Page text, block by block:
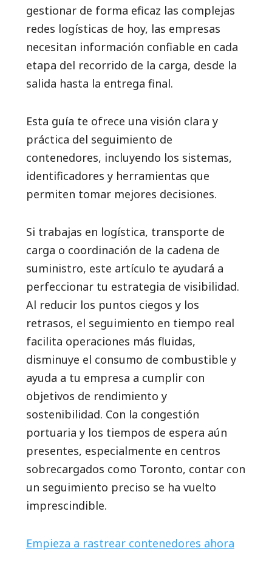
gestionar de forma eficaz las complejas
redes logísticas de hoy, las empresas
necesitan información confiable en cada
etapa del recorrido de la carga, desde la
salida hasta la entrega final.
Esta guía te ofrece una visión clara y
práctica del seguimiento de
contenedores, incluyendo los sistemas,
identificadores y herramientas que
permiten tomar mejores decisiones.
Si trabajas en logística, transporte de
carga o coordinación de la cadena de
suministro, este artículo te ayudará a
perfeccionar tu estrategia de visibilidad.
Al reducir los puntos ciegos y los
retrasos, el seguimiento en tiempo real
facilita operaciones más fluidas,
disminuye el consumo de combustible y
ayuda a tu empresa a cumplir con
objetivos de rendimiento y
sostenibilidad. Con la congestión
portuaria y los tiempos de espera aún
presentes, especialmente en centros
sobrecargados como Toronto, contar con
un seguimiento preciso se ha vuelto
imprescindible.
Empieza a rastrear contenedores ahora